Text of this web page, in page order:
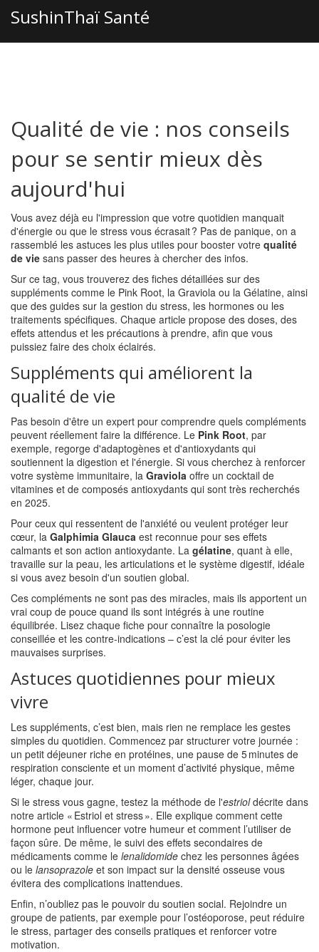
SushinThaï Santé
Qualité de vie : nos conseils
pour se sentir mieux dès
aujourd'hui
Vous avez déjà eu l'impression que votre quotidien manquait
d'énergie ou que le stress vous écrasait ? Pas de panique, on a
rassemblé les astuces les plus utiles pour booster votre qualité
de vie sans passer des heures à chercher des infos.
Sur ce tag, vous trouverez des fiches détaillées sur des
suppléments comme le Pink Root, la Graviola ou la Gélatine, ainsi
que des guides sur la gestion du stress, les hormones ou les
traitements spécifiques. Chaque article propose des doses, des
effets attendus et les précautions à prendre, afin que vous
puissiez faire des choix éclairés.
Suppléments qui améliorent la
qualité de vie
Pas besoin d'être un expert pour comprendre quels compléments
peuvent réellement faire la différence. Le Pink Root, par
exemple, regorge d'adaptogènes et d'antioxydants qui
soutiennent la digestion et l'énergie. Si vous cherchez à renforcer
votre système immunitaire, la Graviola offre un cocktail de
vitamines et de composés antioxydants qui sont très recherchés
en 2025.
Pour ceux qui ressentent de l'anxiété ou veulent protéger leur
cœur, la Galphimia Glauca est reconnue pour ses effets
calmants et son action antioxydante. La gélatine, quant à elle,
travaille sur la peau, les articulations et le système digestif, idéale
si vous avez besoin d'un soutien global.
Ces compléments ne sont pas des miracles, mais ils apportent un
vrai coup de pouce quand ils sont intégrés à une routine
équilibrée. Lisez chaque fiche pour connaître la posologie
conseillée et les contre‑indications – c’est la clé pour éviter les
mauvaises surprises.
Astuces quotidiennes pour mieux
vivre
Les suppléments, c’est bien, mais rien ne remplace les gestes
simples du quotidien. Commencez par structurer votre journée :
un petit déjeuner riche en protéines, une pause de 5 minutes de
respiration consciente et un moment d’activité physique, même
léger, chaque jour.
Si le stress vous gagne, testez la méthode de l'estrioldécrite dans
notre article « Estriol et stress ». Elle explique comment cette
hormone peut influencer votre humeur et comment l’utiliser de
façon sûre. De même, le suivi des effets secondaires de
médicaments comme le lenalidomide chez les personnes âgées
ou le lansoprazole et son impact sur la densité osseuse vous
évitera des complications inattendues.
Enfin, n’oubliez pas le pouvoir du soutien social. Rejoindre un
groupe de patients, par exemple pour l’ostéoporose, peut réduire
le stress, partager des conseils pratiques et renforcer votre
motivation.